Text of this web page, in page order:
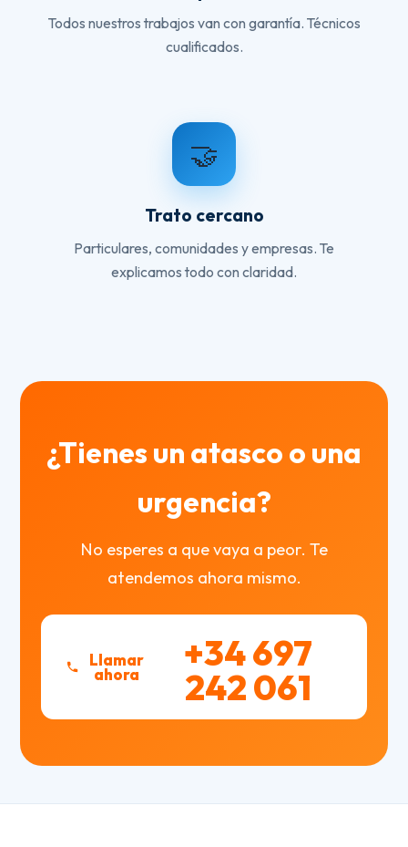
Todos nuestros trabajos van con garantía. Técnicos
cualificados.
🤝
Trato cercano
Particulares, comunidades y empresas. Te
explicamos todo con claridad.
¿Tienes un atasco o una
urgencia?
No esperes a que vaya a peor. Te
atendemos ahora mismo.
Llamar
ahora +34 697
242 061